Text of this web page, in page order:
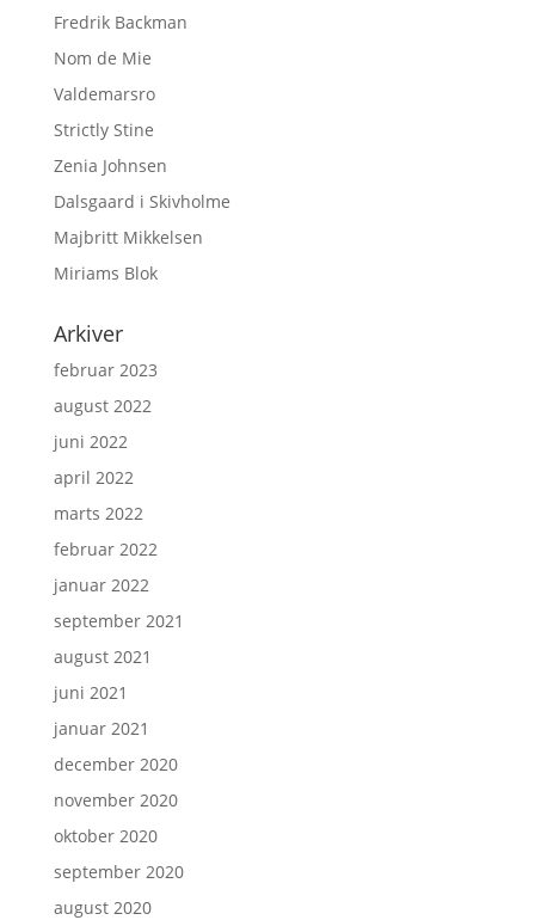
Fredrik Backman
Nom de Mie
Valdemarsro
Strictly Stine
Zenia Johnsen
Dalsgaard i Skivholme
Majbritt Mikkelsen
Miriams Blok
Arkiver
februar 2023
august 2022
juni 2022
april 2022
marts 2022
februar 2022
januar 2022
september 2021
august 2021
juni 2021
januar 2021
december 2020
november 2020
oktober 2020
september 2020
august 2020